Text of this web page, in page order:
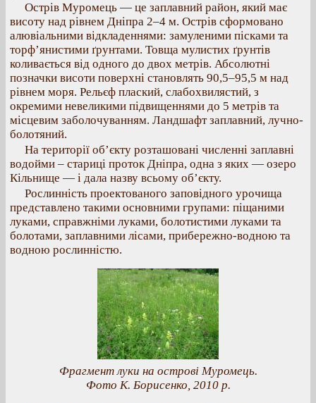
Острів Муромець — це заплавний район, який має
висоту над рівнем Дніпра 2–4 м. Острів сформовано
алювіальними відкладеннями: замуленими пісками та
торф’янистими ґрунтами. Товща мулистих ґрунтів
коливається від одного до двох метрів. Абсолютні
позначки висоти поверхні становлять 90,5–95,5 м над
рівнем моря. Рельєф плаский, слабохвилястий, з
окремими невеликими підвищеннями до 5 метрів та
місцевим заболочуванням. Ландшафт заплавний, лучно-
болотяний.
На території об’єкту розташовані численні заплавні
водойми – стариці проток Дніпра, одна з яких — озеро
Кільнище — і дала назву всьому об’єкту.
Рослинність проектованого заповідного урочища
представлено такими основними групами: піщаними
луками, справжніми луками, болотистими луками та
болотами, заплавними лісами, прибережно-водною та
водною рослинністю.
Фрагмент луки на острові Муромець.
Фото К. Борисенко, 2010 р.